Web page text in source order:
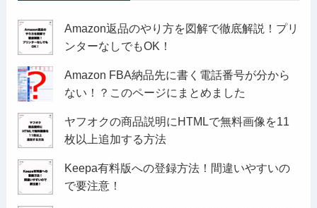
Amazon返品のやり方を図解で徹底解説！プリ
ンターなしでもOK！
Amazon FBA納品先に書く電話番号が分から
ない！？このページにまとめました
ヤフオクの商品説明にHTMLで無料画像を11
枚以上追加する方法
Keepa有料版への登録方法！間違いやすいの
で要注意！